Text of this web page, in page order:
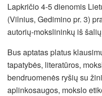
Lapkričio 4-5 dienomis
(Vilnius, Gedimino pr. 3)
autorių-mokslininkų iš
Bus aptatas platus
tapatybės, literatūros,
bendruomenės ryšių su
aplinkosaugos, mokslo